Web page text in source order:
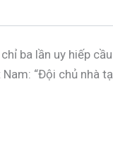
ba lần uy hiếp
“Đội chủ nhà